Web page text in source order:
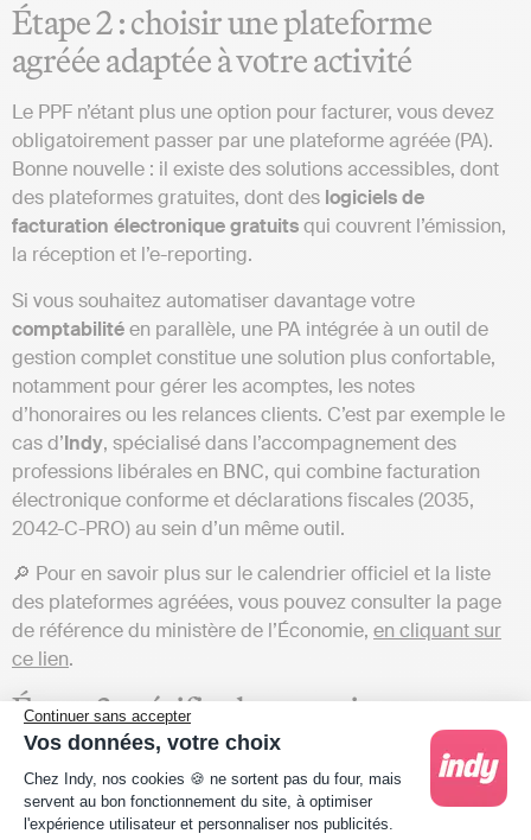
Continuer sans accepter
Vos données, votre choix
Plateforme de Gestion du Consentement :
Chez Indy, nos cookies 🍪 ne sortent pas du four, mais
servent au bon fonctionnement du site, à optimiser
l'expérience utilisateur et personnaliser nos publicités.
Étape 2 : choisir une plateforme
agréée adaptée à votre activité
Le PPF n’étant plus une option pour facturer, vous devez
obligatoirement passer par une plateforme agréée (PA).
Bonne nouvelle : il existe des solutions accessibles, dont
des plateformes gratuites, dont des logiciels de
facturation électronique gratuitsqui couvrent l’émission,
la réception et l’e-reporting.
Si vous souhaitez automatiser davantage votre
comptabilitéen parallèle, une PA intégrée à un outil de
gestion complet constitue une solution plus confortable,
notamment pour gérer les acomptes, les notes
d’honoraires ou les relances clients. C’est par exemple le
cas d’Indy, spécialisé dans l’accompagnement des
professions libérales en BNC, qui combine facturation
électronique conforme et déclarations fiscales (2035,
2042-C-PRO) au sein d’un même outil.
🔎 Pour en savoir plus sur le calendrier officiel et la liste
des plateformes agréées, vous pouvez consulter la page
de référence du ministère de l’Économie, en cliquant sur
ce lien.
Étape 3 : vérifier les mentions
obligatoires de vos factures
À compter du 1er septembre 2026, quatre nouvelles
mentions devront figurer sur toutes les factures, y compris